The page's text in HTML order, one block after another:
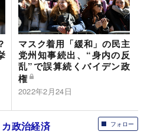
マスク着用「緩和」の民主
党州知事続出、“身内の反
乱”で誤算続くバイデン政
権
2022年2月24日
フォロー
政治経済